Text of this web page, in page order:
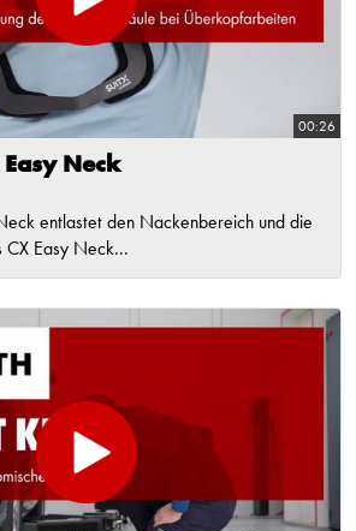
00:26
Neck
entlastet den Nackenbereich und die
CX Easy Neck...